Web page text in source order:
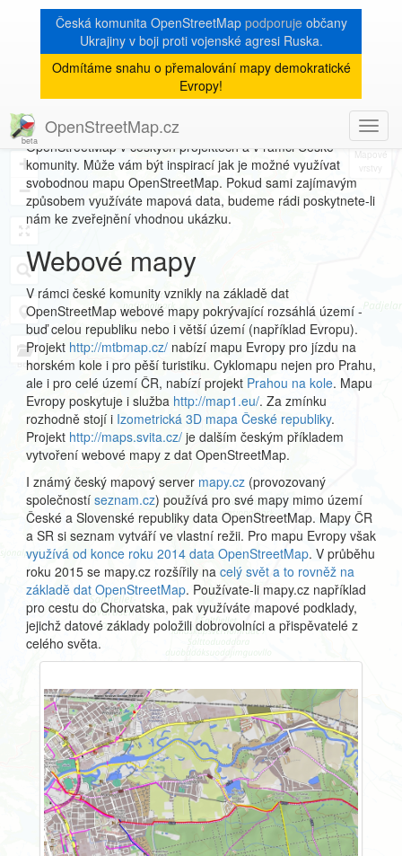
Česká komunita OpenStreetMap podporujeobčany
Ukrajiny v boji proti vojenské agresi Ruska.
Odmítáme snahu o přemalování mapy demokratické
Evropy!
OpenStreetMap.cz
8
+
−
Galerie
Tato galerie představuje rozličné způsoby využití dat
OpenStreetMap v českých projektech a v rámci České
komunity. Může vám být inspirací jak je možné využívat
svobodnou mapu OpenStreetMap. Pokud sami zajímavým
způsobem využíváte mapová data, budeme rádi poskytnete-li
nám ke zveřejnění vhodnou ukázku.
Webové mapy
V rámci české komunity vznikly na základě dat
OpenStreetMap webové mapy pokrývající rozsáhlá území -
buď celou republiku nebo i větší území (například Evropu).
Projekt http://mtbmap.cz/ nabízí mapu Evropy pro jízdu na
horském kole i pro pěší turistiku. Cyklomapu nejen pro Prahu,
ale i pro celé území ČR, nabízí projekt Prahou na kole. Mapu
Evropy poskytuje i služba http://map1.eu/. Za zmínku
rozhodně stojí i Izometrická 3D mapa České republiky.
Projekt http://maps.svita.cz/ je dalším českým příkladem
vytvoření webové mapy z dat OpenStreetMap.
I známý český mapový server mapy.cz (provozovaný
společností seznam.cz) používá pro své mapy mimo území
České a Slovenské republiky data OpenStreetMap. Mapy ČR
a SR si seznam vytváří ve vlastní režii. Pro mapu Evropy však
využívá od konce roku 2014 data OpenStreetMap. V průběhu
roku 2015 se mapy.cz rozšířily na celý svět a to rovněž na
základě dat OpenStreetMap. Používate-li mapy.cz například
pro cestu do Chorvatska, pak využíváte mapové podklady,
jejichž datové základy položili dobrovolníci a přispěvatelé z
celého světa.